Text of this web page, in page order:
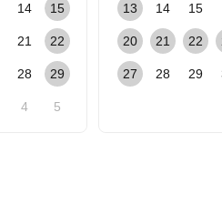
14 15
21 22
28 29
4 5
13 14 15
20 21 22
27 28 29